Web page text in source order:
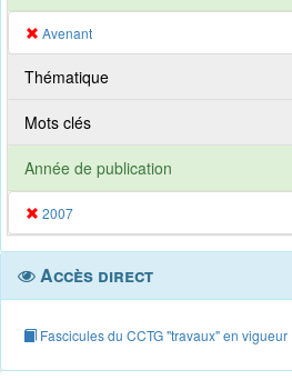
Avenant
Thématique
Mots clés
Année de publication
2007
Accès direct
Fascicules du CCTG "travaux" en vigueur